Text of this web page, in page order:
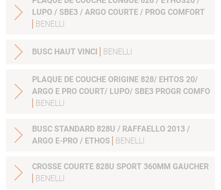
LUPO / SBE3 / ARGO COURTE / PROG COMFORT
BENELLI
BUSC HAUT VINCI BENELLI
PLAQUE DE COUCHE ORIGINE 828/ EHTOS 20/
ARGO E PRO COURT/ LUPO/ SBE3 PROGR COMFO
BENELLI
BUSC STANDARD 828U / RAFFAELLO 2013 /
ARGO E-PRO / ETHOS
BENELLI
CROSSE COURTE 828U SPORT 360MM GAUCHER
BENELLI